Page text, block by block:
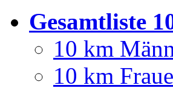
Gesamtliste
10 km
10 km